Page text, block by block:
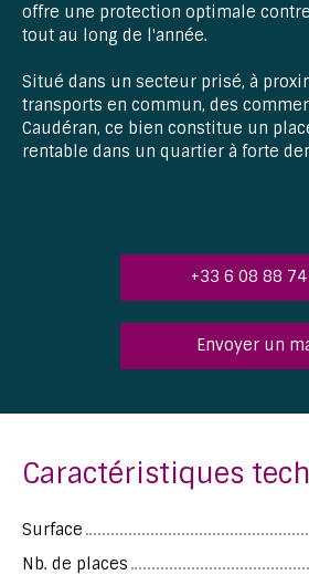
offre une protection optimale
tout au long de l'année.
Situé dans un secteur prisé, à
transports en commun, des
Caudéran, ce bien constitue un
rentable dans un quartier à forte
+33 6 08 88
Envoyer un
Caractéristiques
Surface
Nb. de places